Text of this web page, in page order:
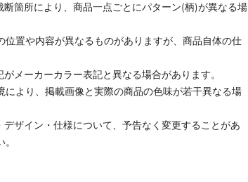
箇所により、商品一点ごとにパターン(柄)が異なる場
位置や内容が異なるものがありますが、商品自体の仕
メーカーカラー表記と異なる場合があります。
より、掲載画像と実際の商品の色味が若干異なる場
ザイン・仕様について、予告なく変更することがあ